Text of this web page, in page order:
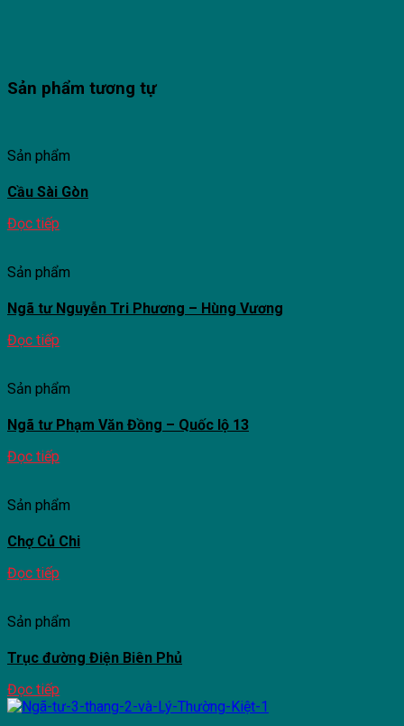
Sản phẩm tương tự
Sản phẩm
Cầu Sài Gòn
Đọc tiếp
Sản phẩm
Ngã tư Nguyễn Tri Phương – Hùng Vương
Đọc tiếp
Sản phẩm
Ngã tư Phạm Văn Đồng – Quốc lộ 13
Đọc tiếp
Sản phẩm
Chợ Củ Chi
Đọc tiếp
Sản phẩm
Trục đường Điện Biên Phủ
Đọc tiếp